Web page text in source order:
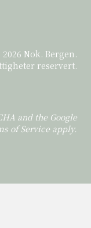
Nok. Bergen.
reservert.
and the Google
of Service apply.